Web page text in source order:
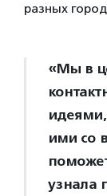
разных
«Мы в
ими со
узнала